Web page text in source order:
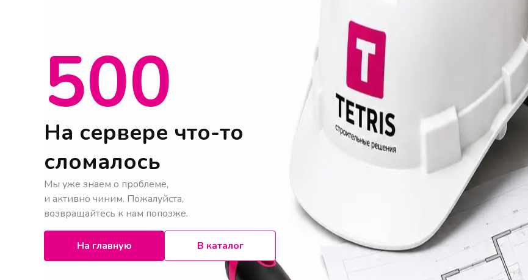
500
На сервере что-то
сломалось
Мы уже знаем о проблеме,
и активно чиним. Пожалуйста,
возвращайтесь к нам попозже.
На главную В каталог